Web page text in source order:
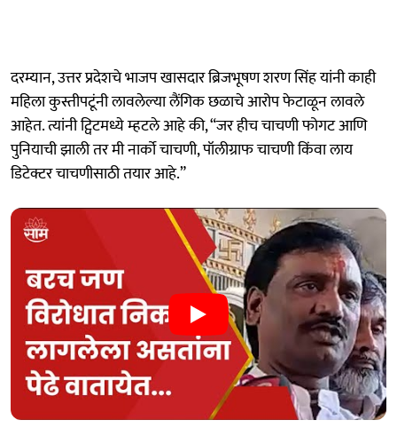
दरम्यान, उत्तर प्रदेशचे भाजप खासदार ब्रिजभूषण शरण सिंह यांनी काही
महिला कुस्तीपटूंनी लावलेल्या लैंगिक छळाचे आरोप फेटाळून लावले
आहेत. त्यांनी ट्विटमध्ये म्हटले आहे की, “जर हीच चाचणी फोगट आणि
पुनियाची झाली तर मी नार्को चाचणी, पॉलीग्राफ चाचणी किंवा लाय
डिटेक्टर चाचणीसाठी तयार आहे.”